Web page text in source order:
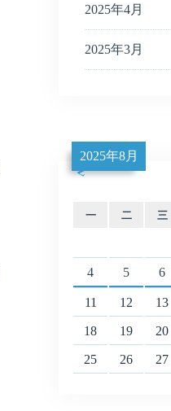
2025年4月
2025年3月
2025年8月
一 二 三
4 5 6
11 12 13
18 19 20
25 26 27